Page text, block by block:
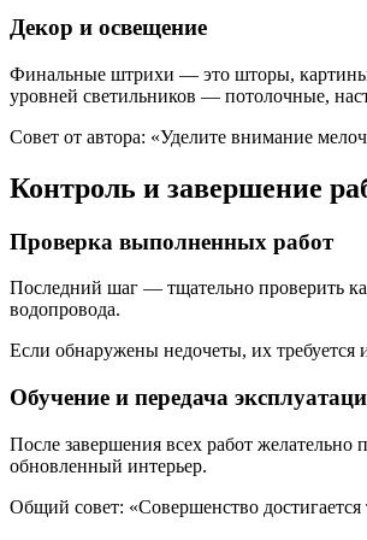
Декор и освещение
Финальные штрихи — это шторы, картины,
уровней светильников — потолочные,
Совет от автора: «Уделите внимание
Контроль и завершение
Проверка выполненных работ
Последний шаг — тщательно проверить
водопровода.
Если обнаружены недочеты, их требуется
Обучение и передача
После завершения всех работ
обновленный интерьер.
Общий совет: «Совершенство